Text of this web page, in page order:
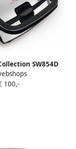
SW854D
& Tosti-ijzer 4
Platen voor tosti's
100,-